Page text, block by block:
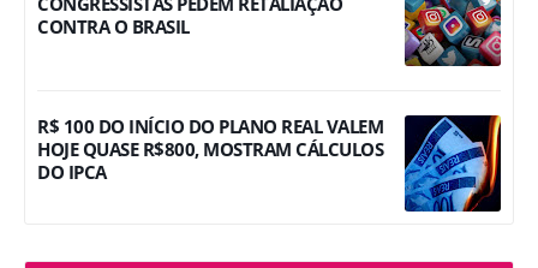
CONTRA O BRASIL
R$ 100 DO INÍCIO DO PLANO REAL VALEM
HOJE QUASE R$800, MOSTRAM CÁLCULOS
DO IPCA